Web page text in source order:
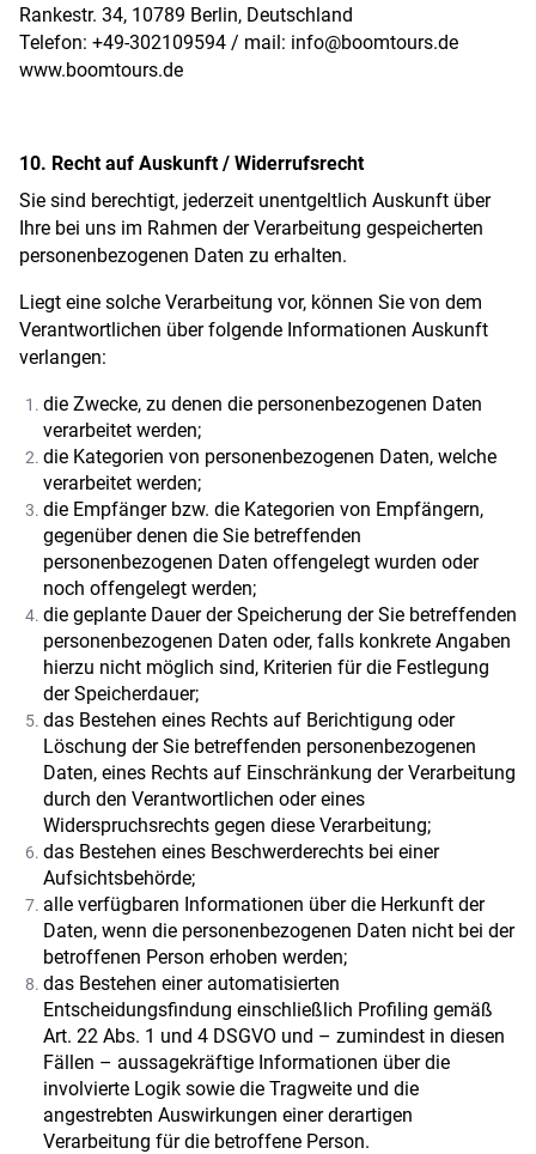
Rankestr. 34, 10789 Berlin, Deutschland
Telefon: +49-302109594 / mail: info@boomtours.de
www.boomtours.de
10. Recht auf Auskunft / Widerrufsrecht
Sie sind berechtigt, jederzeit unentgeltlich Auskunft über
Ihre bei uns im Rahmen der Verarbeitung gespeicherten
personenbezogenen Daten zu erhalten.
Liegt eine solche Verarbeitung vor, können Sie von dem
Verantwortlichen über folgende Informationen Auskunft
verlangen:
die Zwecke, zu denen die personenbezogenen Daten
verarbeitet werden;
die Kategorien von personenbezogenen Daten, welche
verarbeitet werden;
die Empfänger bzw. die Kategorien von Empfängern,
gegenüber denen die Sie betreffenden
personenbezogenen Daten offengelegt wurden oder
noch offengelegt werden;
die geplante Dauer der Speicherung der Sie betreffenden
personenbezogenen Daten oder, falls konkrete Angaben
hierzu nicht möglich sind, Kriterien für die Festlegung
der Speicherdauer;
das Bestehen eines Rechts auf Berichtigung oder
Löschung der Sie betreffenden personenbezogenen
Daten, eines Rechts auf Einschränkung der Verarbeitung
durch den Verantwortlichen oder eines
Widerspruchsrechts gegen diese Verarbeitung;
das Bestehen eines Beschwerderechts bei einer
Aufsichtsbehörde;
alle verfügbaren Informationen über die Herkunft der
Daten, wenn die personenbezogenen Daten nicht bei der
betroffenen Person erhoben werden;
das Bestehen einer automatisierten
Entscheidungsfindung einschließlich Profiling gemäß
Art. 22 Abs. 1 und 4 DSGVO und – zumindest in diesen
Fällen – aussagekräftige Informationen über die
involvierte Logik sowie die Tragweite und die
angestrebten Auswirkungen einer derartigen
Verarbeitung für die betroffene Person.